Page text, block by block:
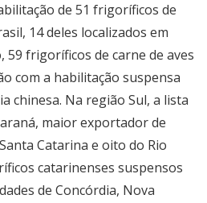
de 51 frigoríficos de
14 deles localizados em
59 frigoríficos de carne de aves
com a habilitação suspensa
chinesa. Na região Sul, a lista
maior exportador de
Catarina e oito do Rio
catarinenses suspensos
de Concórdia, Nova